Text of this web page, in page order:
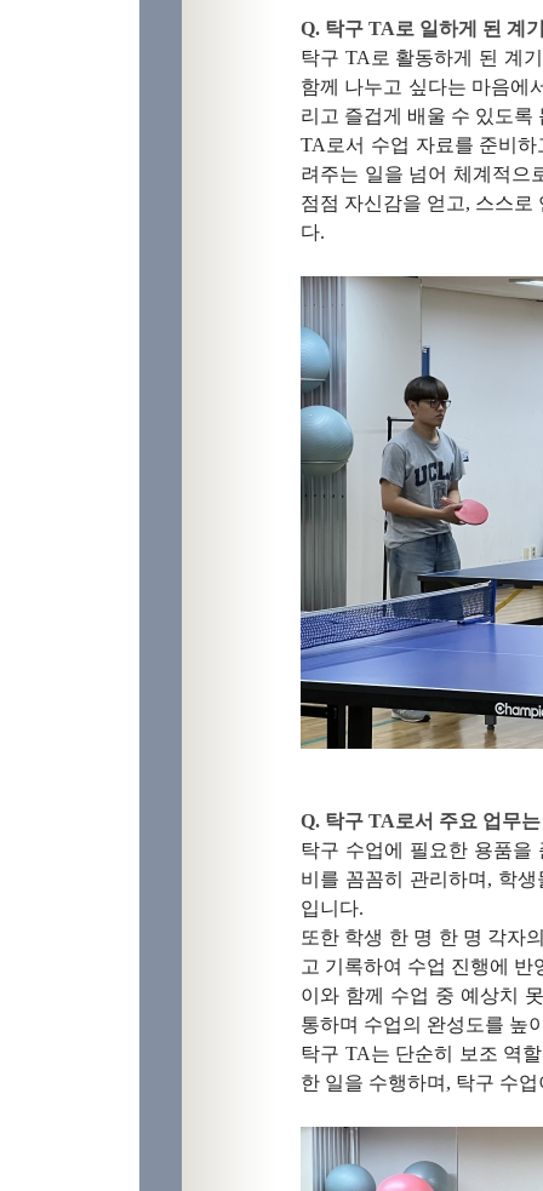
Q. 탁구 TA로 일하게 된 계
탁구 TA로 활동하게 된 계
함께 나누고 싶다는 마음에
리고 즐겁게 배울 수 있도록
TA로서 수업 자료를 준비
려주는 일을 넘어 체계적으
점점 자신감을 얻고, 스스
다.
Q. 탁구 TA로서 주요 업무
탁구 수업에 필요한 용품을
비를 꼼꼼히 관리하며, 학
입니다.
또한 학생 한 명 한 명 각자
고 기록하여 수업 진행에 반
이와 함께 수업 중 예상치
통하며 수업의 완성도를 높
탁구 TA는 단순히 보조 역
한 일을 수행하며, 탁구 수